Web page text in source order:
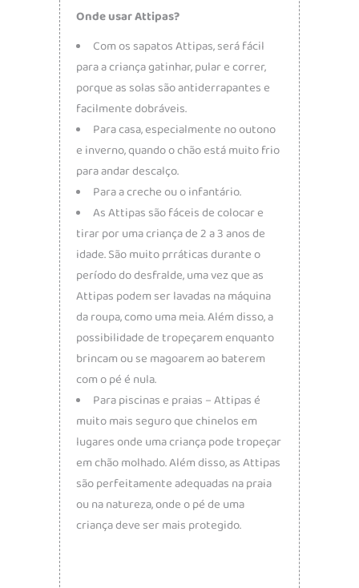
Onde usar Attipas?
Com os sapatos Attipas, será fácil
para a criança gatinhar, pular e correr,
porque as solas são antiderrapantes e
facilmente dobráveis.
Para casa, especialmente no outono
e inverno, quando o chão está muito frio
para andar descalço.
Para a creche ou o infantário.
As Attipas são fáceis de colocar e
tirar por uma criança de 2 a 3 anos de
idade. São muito prráticas durante o
período do desfralde, uma vez que as
Attipas podem ser lavadas na máquina
da roupa, como uma meia. Além disso, a
possibilidade de tropeçarem enquanto
brincam ou se magoarem ao baterem
com o pé é nula.
Para piscinas e praias – Attipas é
muito mais seguro que chinelos em
lugares onde uma criança pode tropeçar
em chão molhado. Além disso, as Attipas
são perfeitamente adequadas na praia
ou na natureza, onde o pé de uma
criança deve ser mais protegido.